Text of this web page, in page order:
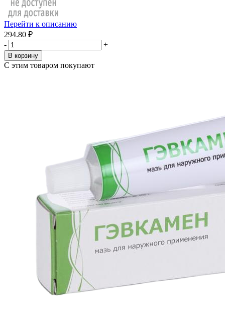
Перейти к описанию
294.80 ₽
-
+
В корзину
С этим товаром покупают